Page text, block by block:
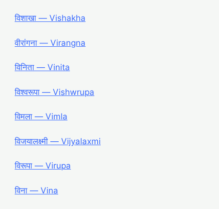
विशाखा ― Vishakha
वीरांगना ― Virangna
विनिता ― Vinita
विश्वरूपा ― Vishwrupa
विमला ― Vimla
विजयालक्ष्मी ― Vijyalaxmi
विरूपा ― Virupa
विना ― Vina